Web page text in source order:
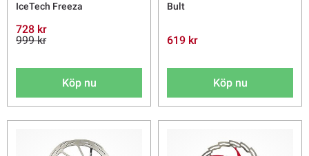
IceTech Freeza
728 kr
999 kr
Köp nu
Bult
619 kr
Köp nu